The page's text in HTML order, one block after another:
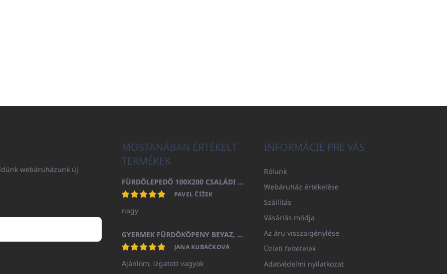
webáruházunk új
MOSTANÁBAN ÉRTÉKELT
TERMÉKEK
FÜRDŐLEPEDŐ 100X200 CSALÁDI - TENGERÉSZKÉK (480GR)
PAVEL ČÍŽEK
nagy
GYERMEK FÜRDŐKÖPENY BEYAZ, FROTE FEHÉR KAPUCNIVAL (400GR)
JANA KUBÁČKOVÁ
Ajánlom, izgatott vagyok
INFORMÁCIE PRE VÁS
Rólunk
Webáruház értékelése
Szállítás
Vásárlás módja
Az áru visszaigénylése
Üzleti feltételek
Adatvédelmi nyilatkozat